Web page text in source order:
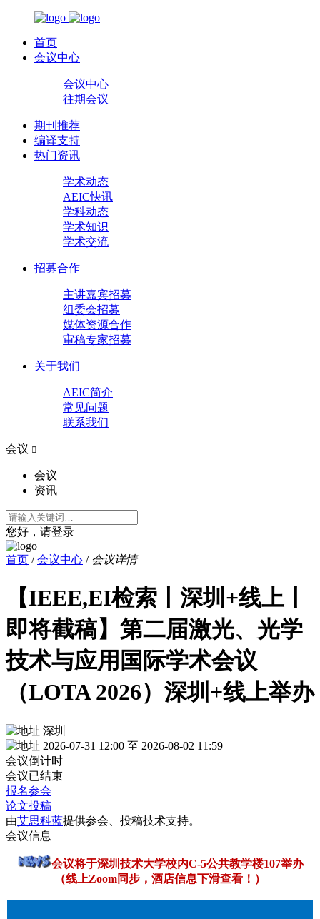
首页
会议中心
会议中心
往期会议
期刊推荐
编译支持
热门资讯
学术动态
AEIC快讯
学科动态
学术知识
学术交流
招募合作
主讲嘉宾招募
组委会招募
媒体资源合作
审稿专家招募
关于我们
AEIC简介
常见问题
联系我们
会议 
会议
资讯
您好，请登录
首页 / 会议中心 / 会议详情
【IEEE,EI检索丨深圳+线上丨
即将截稿】第二届激光、光学
技术与应用国际学术会议
（LOTA 2026）深圳+线上举办
深圳
2026-07-31 12:00 至 2026-08-02 11:59
会议倒计时
会议已结束
报名参会
论文投稿
由艾思科蓝提供参会、投稿技术支持。
会议信息
会议将于深圳技术大学校内C-5公共教学楼107举办
（线上Zoom同步，酒店信息下滑查看！）